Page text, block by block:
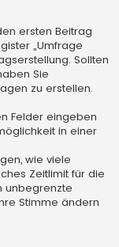
ersten Beitrag
„Umfrage
Sollten
Sie
zu erstellen.
Felder eingeben
in einer
wie viele
Zeitlimit für die
unbegrenzte
Stimme ändern